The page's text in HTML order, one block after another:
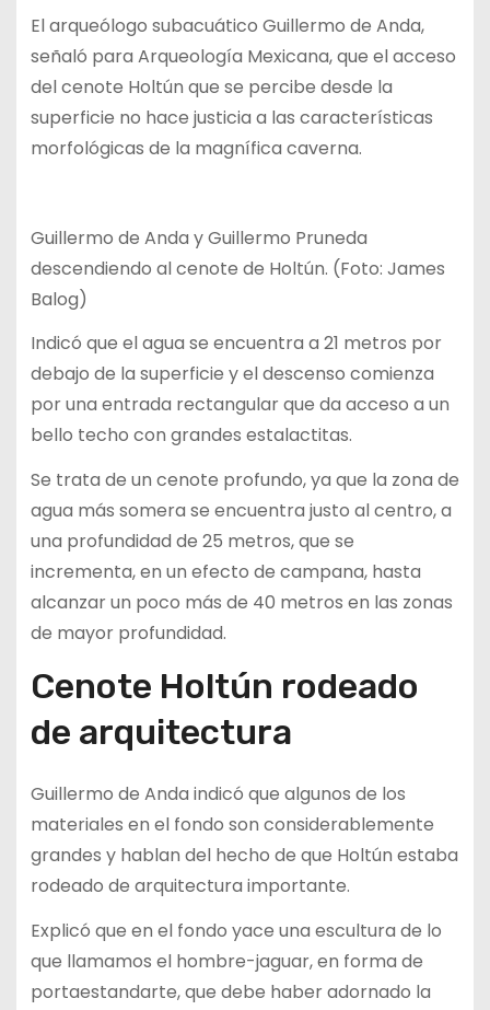
El arqueólogo subacuático Guillermo de Anda,
señaló para Arqueología Mexicana, que el acceso
del cenote Holtún que se percibe desde la
superficie no hace justicia a las características
morfológicas de la magnífica caverna.
Guillermo de Anda y Guillermo Pruneda
descendiendo al cenote de Holtún. (Foto: James
Balog)
Indicó que el agua se encuentra a 21 metros por
debajo de la superficie y el descenso comienza
por una entrada rectangular que da acceso a un
bello techo con grandes estalactitas.
Se trata de un cenote profundo, ya que la zona de
agua más somera se encuentra justo al centro, a
una profundidad de 25 metros, que se
incrementa, en un efecto de campana, hasta
alcanzar un poco más de 40 metros en las zonas
de mayor profundidad.
Cenote Holtún rodeado
de arquitectura
Guillermo de Anda indicó que algunos de los
materiales en el fondo son considerablemente
grandes y hablan del hecho de que Holtún estaba
rodeado de arquitectura importante.
Explicó que en el fondo yace una escultura de lo
que llamamos el hombre-jaguar, en forma de
portaestandarte, que debe haber adornado la